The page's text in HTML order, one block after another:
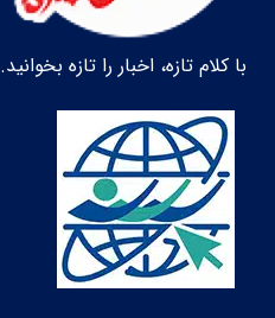
با کلام تازه، اخبار را تازه بخوانید.